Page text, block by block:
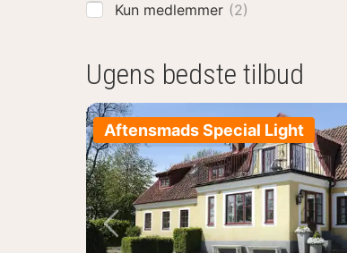
Kun medlemmer (2)
Ugens bedste tilbud
Aftensmads Special Light
Forrige billede